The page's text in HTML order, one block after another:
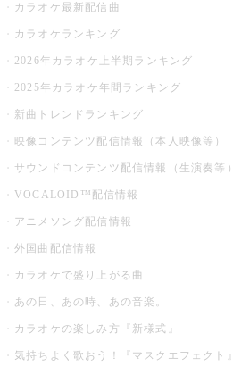
カラオケ最新配信曲
カラオケランキング
2026年カラオケ上半期ランキング
2025年カラオケ年間ランキング
新曲トレンドランキング
映像コンテンツ配信情報（本人映像等）
サウンドコンテンツ配信情報（生演奏等）
VOCALOID™配信情報
アニメソング配信情報
外国曲配信情報
カラオケで盛り上がる曲
あの日、あの時、あの音楽。
カラオケの楽しみ方『新様式』
気持ちよく歌おう！『マスクエフェクト』